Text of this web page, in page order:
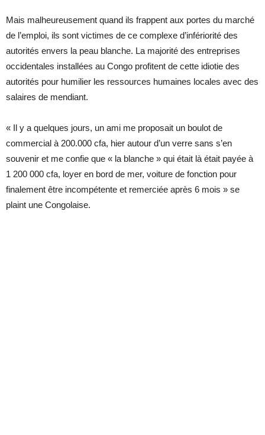
Mais malheureusement quand ils frappent aux portes du marché
de l’emploi, ils sont victimes de ce complexe d’infériorité des
autorités envers la peau blanche. La majorité des entreprises
occidentales installées au Congo profitent de cette idiotie des
autorités pour humilier les ressources humaines locales avec des
salaires de mendiant.
« Il y a quelques jours, un ami me proposait un boulot de
commercial à 200.000 cfa, hier autour d’un verre sans s’en
souvenir et me confie que « la blanche » qui était là était payée à
1 200 000 cfa, loyer en bord de mer, voiture de fonction pour
finalement être incompétente et remerciée après 6 mois » se
plaint une Congolaise.